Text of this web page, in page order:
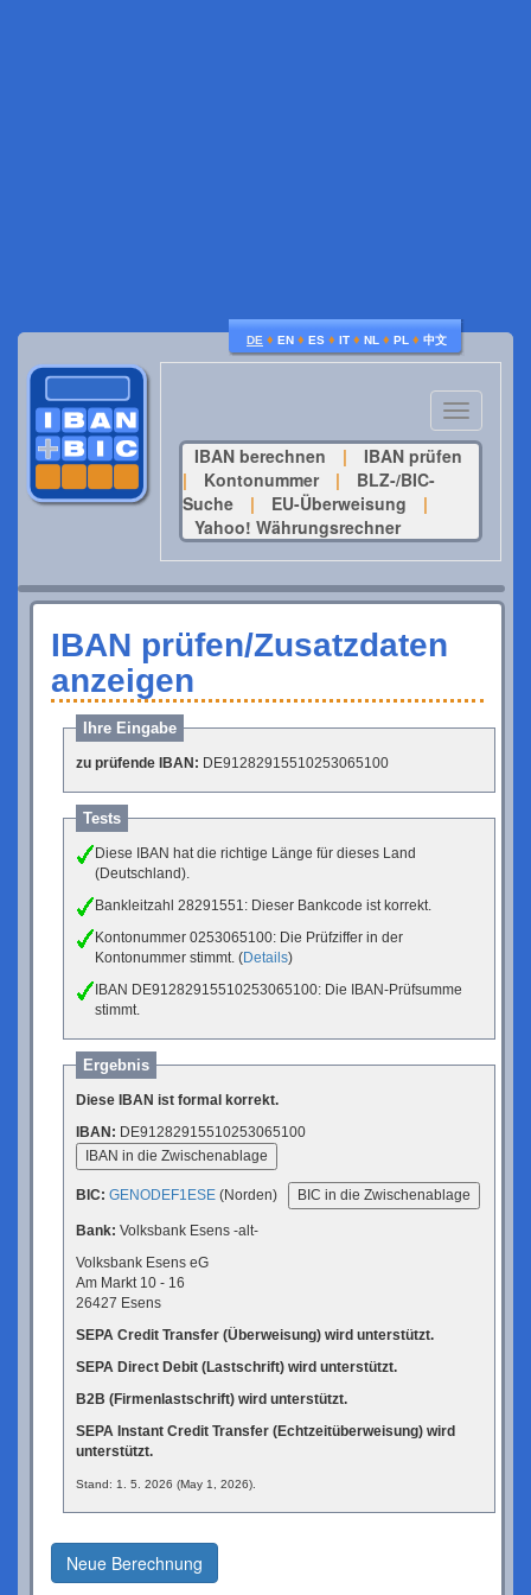
DE ♦ EN ♦ ES ♦ IT ♦ NL ♦ PL ♦ 中文
Toggle
navigation
IBAN berechnen
|
IBAN prüfen
|
Kontonummer |
BLZ-/BIC-
Suche
| EU-Überweisung
|
Yahoo! Währungsrechner
IBAN prüfen/Zusatzdaten
anzeigen
Ihre Eingabe
zu prüfende IBAN: DE91282915510253065100
Tests
Diese IBAN hat die richtige Länge für dieses Land
(Deutschland).
Bankleitzahl 28291551: Dieser Bankcode ist korrekt.
Kontonummer 0253065100: Die Prüfziffer in der
Kontonummer stimmt. (Details)
IBAN DE91282915510253065100: Die IBAN-Prüfsumme
stimmt.
Ergebnis
Diese IBAN ist formal korrekt.
IBAN: DE91282915510253065100
IBAN in die Zwischenablage
BIC: GENODEF1ESE (Norden) BIC in die Zwischenablage
Bank: Volksbank Esens -alt-
Volksbank Esens eG
Am Markt 10 - 16
26427 Esens
SEPA Credit Transfer (Überweisung) wird unterstützt.
SEPA Direct Debit (Lastschrift) wird unterstützt.
B2B (Firmenlastschrift) wird unterstützt.
SEPA Instant Credit Transfer (Echtzeitüberweisung) wird
unterstützt.
Stand: 1. 5. 2026 (May 1, 2026).
Neue Berechnung